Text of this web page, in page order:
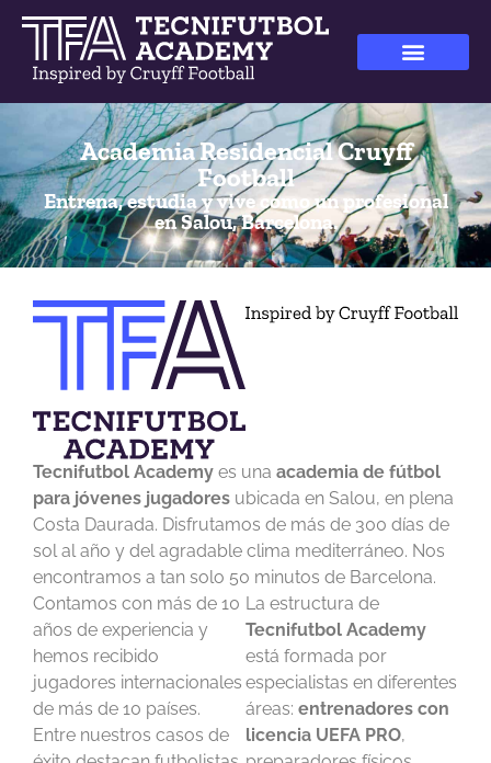
Academia Residencial Cruyff
Football
Entrena, estudia y vive como un profesional
en Salou, Barcelona.
Tecnifutbol Academy es una academia de fútbol
para jóvenes jugadores ubicada en Salou, en plena
Costa Daurada. Disfrutamos de más de 300 días de
sol al año y del agradable clima mediterráneo. Nos
encontramos a tan solo 50 minutos de Barcelona.
Contamos con más de 10
años de experiencia y
hemos recibido
jugadores internacionales
de más de 10 países.
Entre nuestros casos de
La estructura de
Tecnifutbol Academy
está formada por
especialistas en diferentes
áreas: entrenadores con
licencia UEFA PRO,